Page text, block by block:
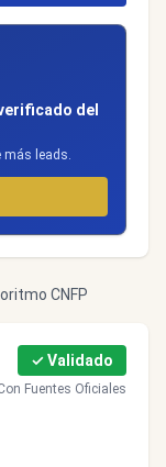
del
más leads.
CNFP
✓ Validado
Fuentes Oficiales